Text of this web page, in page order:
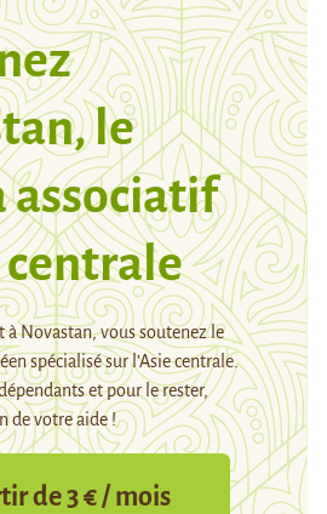
le
associatif
centrale
à Novastan, vous soutenez le
spécialisé sur l’Asie centrale.
et pour le rester,
de votre aide !
de 3 € / mois